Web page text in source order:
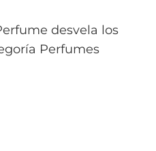
desvela los
Perfumes